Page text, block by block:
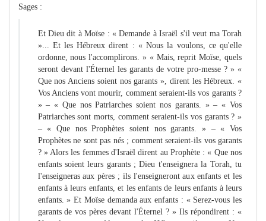
Sages :
Et Dieu dit à Moïse : « Demande à Israël s'il veut ma Torah
»... Et les Hébreux dirent : « Nous la voulons, ce qu'elle
ordonne, nous l'accomplirons. » « Mais, reprit Moïse, quels
seront devant l'Éternel les garants de votre pro-messe ? » «
Que nos Anciens soient nos garants », dirent les Hébreux. «
Vos Anciens vont mourir, comment seraient-ils vos garants ?
» – « Que nos Patriarches soient nos garants. » – « Vos
Patriarches sont morts, comment seraient-ils vos garants ? »
– « Que nos Prophètes soient nos garants. » – « Vos
Prophètes ne sont pas nés ; comment seraient-ils vos garants
? » Alors les femmes d'Israël dirent au Prophète : « Que nos
enfants soient leurs garants ; Dieu t'enseignera la Torah, tu
l'enseigneras aux pères ; ils l'enseigneront aux enfants et les
enfants à leurs enfants, et les enfants de leurs enfants à leurs
enfants. » Et Moïse demanda aux enfants : « Serez-vous les
garants de vos pères devant l'Éternel ? » Ils répondirent : «